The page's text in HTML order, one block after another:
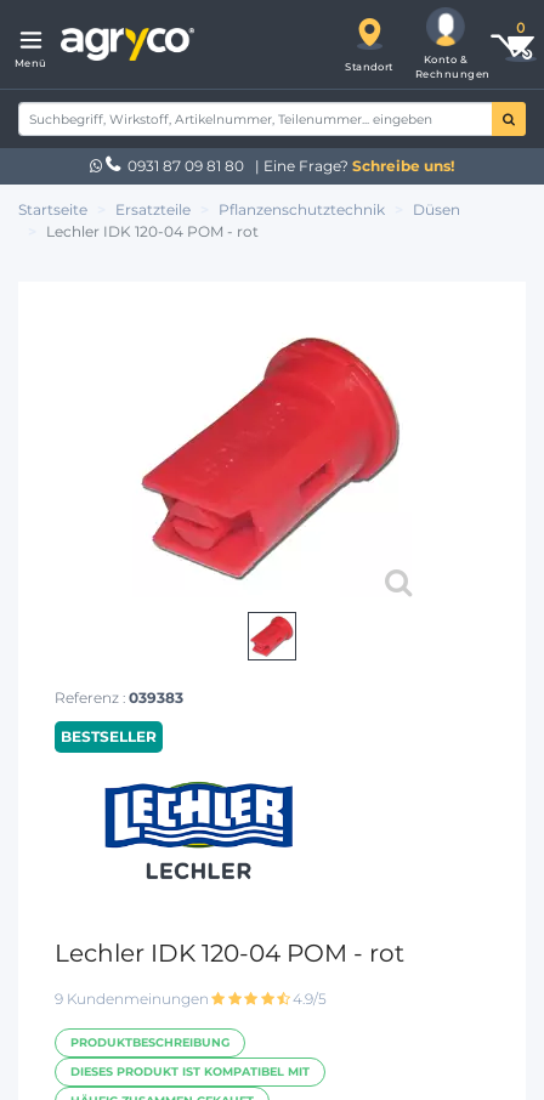
Menü Standort
Konto &
Rechnungen
0931 87 09 81 80 | Eine Frage? Schreibe uns!
Startseite Ersatzteile Pflanzenschutztechnik
Düsen
Lechler IDK 120-04 POM - rot
Referenz : 039383
BESTSELLER
Lechler IDK 120-04 POM - rot
9 Kundenmeinungen 4.9/5
PRODUKTBESCHREIBUNG
DIESES PRODUKT IST KOMPATIBEL MIT